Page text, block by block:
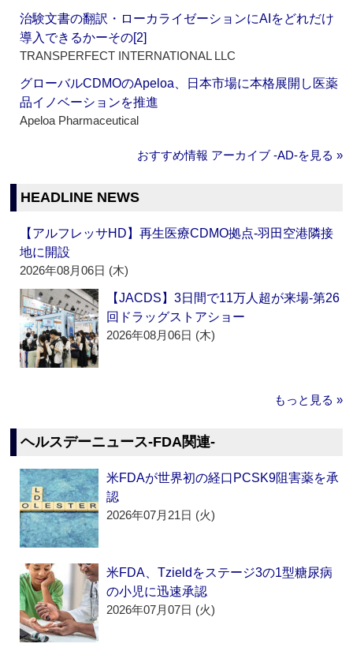
治験文書の翻訳・ローカライゼーションにAIをどれだけ
導入できるかーその[2]
TRANSPERFECT INTERNATIONAL LLC
グローバルCDMOのApeloa、日本市場に本格展開し医薬
品イノベーションを推進
Apeloa Pharmaceutical
おすすめ情報 アーカイブ ‐AD‐を見る »
HEADLINE NEWS
【アルフレッサHD】再生医療CDMO拠点‐羽田空港隣接
地に開設
2026年08月06日 (木)
【JACDS】3日間で11万人超が来場‐第26
回ドラッグストアショー
2026年08月06日 (木)
もっと見る »
ヘルスデーニュース‐FDA関連‐
米FDAが世界初の経口PCSK9阻害薬を承
認
2026年07月21日 (火)
米FDA、Tzieldをステージ3の1型糖尿病
の小児に迅速承認
2026年07月07日 (火)